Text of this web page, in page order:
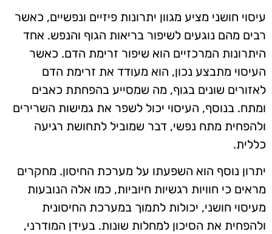
עיסוי חושני מציע מגוון יתרונות פיזיים ונפשיים, כאשר
רבים מהם נוגעים לשיפור בריאות הגוף והנפש. אחד
היתרונות המרכזיים הוא שיפור זרימת הדם. כאשר
העיסוי מתבצע נכון, הוא מעודד את זרימת הדם
לאזורים שונים בגוף, מה שמסייע בהפחתת כאבים
ומתח. בנוסף, העיסוי יכול לשפר את גמישות השרירים
ולהפחית מתח נפשי, דבר שמוביל לתחושת רגיעה
כללית.
יתרון נוסף הוא השפעתו על מערכת החיסון. מחקרים
מראים כי חוויות רגשיות חיוביות, כמו אלה הנובעות
מעיסוי חושני, יכולות לתמוך במערכת החיסונית
ולהפחית את הסיכון למחלות שונות. בעידן המודרני,